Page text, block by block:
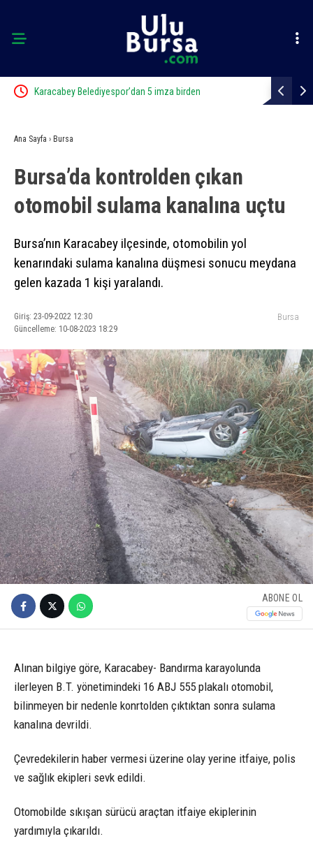
Karacabey Belediyespor’dan 5 imza birden
Ana Sayfa › Bursa
Bursa’da kontrolden çıkan
otomobil sulama kanalına uçtu
Bursa’nın Karacabey ilçesinde, otomobilin yol
kenarındaki sulama kanalına düşmesi sonucu meydana
gelen kazada 1 kişi yaralandı.
Giriş: 23-09-2022 12:30
Güncelleme: 10-08-2023 18:29
Bursa
ABONE OL
Alınan bilgiye göre, Karacabey- Bandırma karayolunda
ilerleyen B.T. yönetimindeki 16 ABJ 555 plakalı otomobil,
bilinmeyen bir nedenle konrtolden çıktıktan sonra sulama
kanalına devrildi.
Çevredekilerin haber vermesi üzerine olay yerine itfaiye, polis
ve sağlık ekipleri sevk edildi.
Otomobilde sıkışan sürücü araçtan itfaiye ekiplerinin
yardımıyla çıkarıldı.